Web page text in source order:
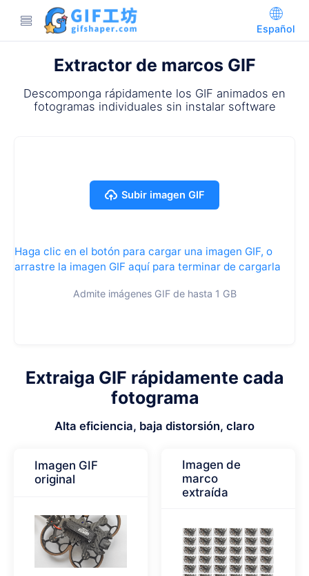
Español
Extractor de marcos GIF
Descomponga rápidamente los GIF animados en
fotogramas individuales sin instalar software
Subir imagen GIF
Haga clic en el botón para cargar una imagen GIF, o
arrastre la imagen GIF aquí para terminar de cargarla
Admite imágenes GIF de hasta 1 GB
Extraiga GIF rápidamente cada
fotograma
Alta eficiencia, baja distorsión, claro
Imagen GIF
original
Imagen de
marco
extraída